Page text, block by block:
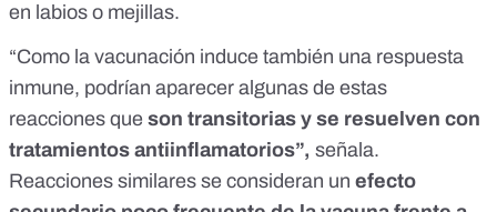
en labios o mejillas.
“Como la vacunación induce también una respuesta
inmune, podrían aparecer algunas de estas
reacciones que son transitorias y se resuelven con
tratamientos antiinflamatorios”, señala.
Reacciones similares se consideran un efecto